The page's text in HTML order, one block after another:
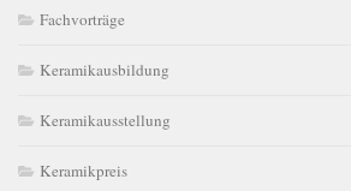
Fachvorträge
Keramikausbildung
Keramikausstellung
Keramikpreis